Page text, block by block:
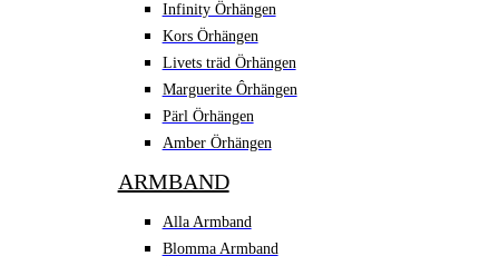
Infinity Örhängen
Kors Örhängen
Livets träd Örhängen
Marguerite Ôrhängen
Pärl Örhängen
Amber Örhängen
ARMBAND
Alla Armband
Blomma Armband